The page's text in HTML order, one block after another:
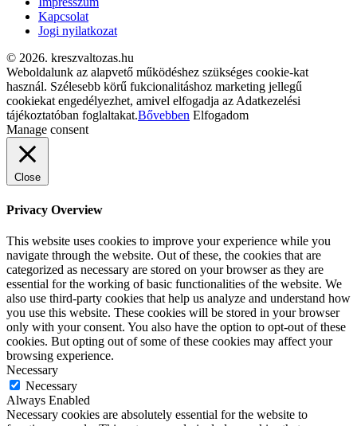
Kapcsolat
Jogi nyilatkozat
© 2026. kreszvaltozas.hu
Weboldalunk az alapvető működéshez szükséges cookie-kat
használ. Szélesebb körű fukcionalitáshoz marketing jellegű
cookiekat engedélyezhet, amivel elfogadja az Adatkezelési
tájékoztatóban foglaltakat.Bővebben Elfogadom
Manage consent
Close
Privacy Overview
This website uses cookies to improve your experience while you
navigate through the website. Out of these, the cookies that are
categorized as necessary are stored on your browser as they are
essential for the working of basic functionalities of the website. We
also use third-party cookies that help us analyze and understand how
you use this website. These cookies will be stored in your browser
only with your consent. You also have the option to opt-out of these
cookies. But opting out of some of these cookies may affect your
browsing experience.
Necessary
Necessary
Always Enabled
Necessary cookies are absolutely essential for the website to